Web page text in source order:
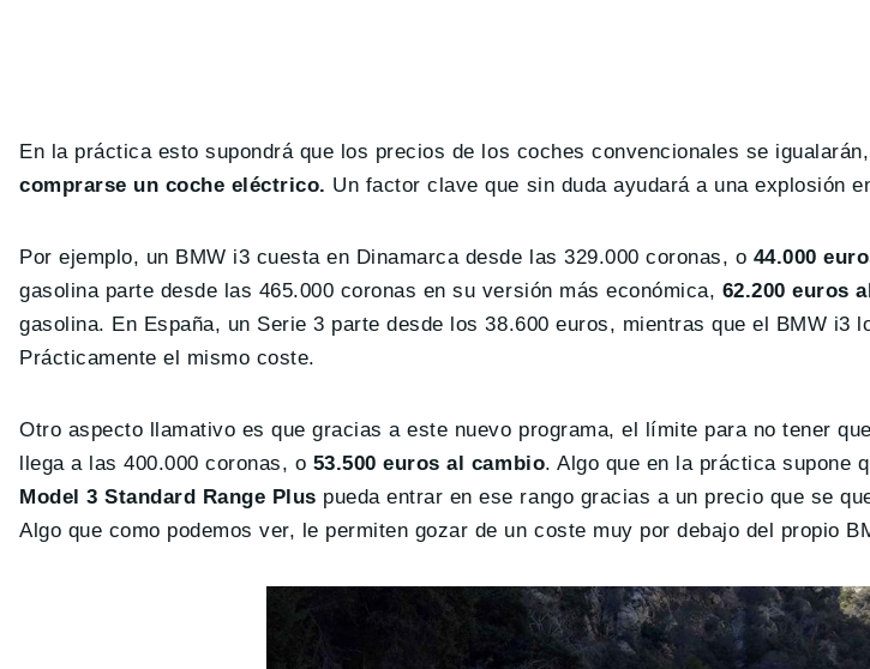
En la práctica esto supondrá que los precios de los coches convencionales se
comprarse un coche eléctrico. Un factor clave que sin duda ayudará a una explosión
Por ejemplo, un BMW i3 cuesta en Dinamarca desde las 329.000 coronas, o 44.000
gasolina parte desde las 465.000 coronas en su versión más económica, 62.200 euros
gasolina. En España, un Serie 3 parte desde los 38.600 euros, mientras que el BMW i3
Prácticamente el mismo coste.
Otro aspecto llamativo es que gracias a este nuevo programa, el límite para no tener
llega a las 400.000 coronas, o 53.500 euros al cambio. Algo que en la práctica supone
Model 3 Standard Range Plus pueda entrar en ese rango gracias a un precio que se
Algo que como podemos ver, le permiten gozar de un coste muy por debajo del propio